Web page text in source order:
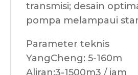
transmisi; desain
pompa melampaui
Parameter teknis
YangCheng: 5-160m
Aliran:3-1500m3 / jam